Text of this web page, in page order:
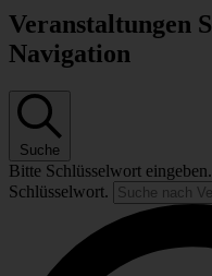
Veranstaltungen
Navigation
Suche
Bitte Schlüsselwort
Schlüsselwort.